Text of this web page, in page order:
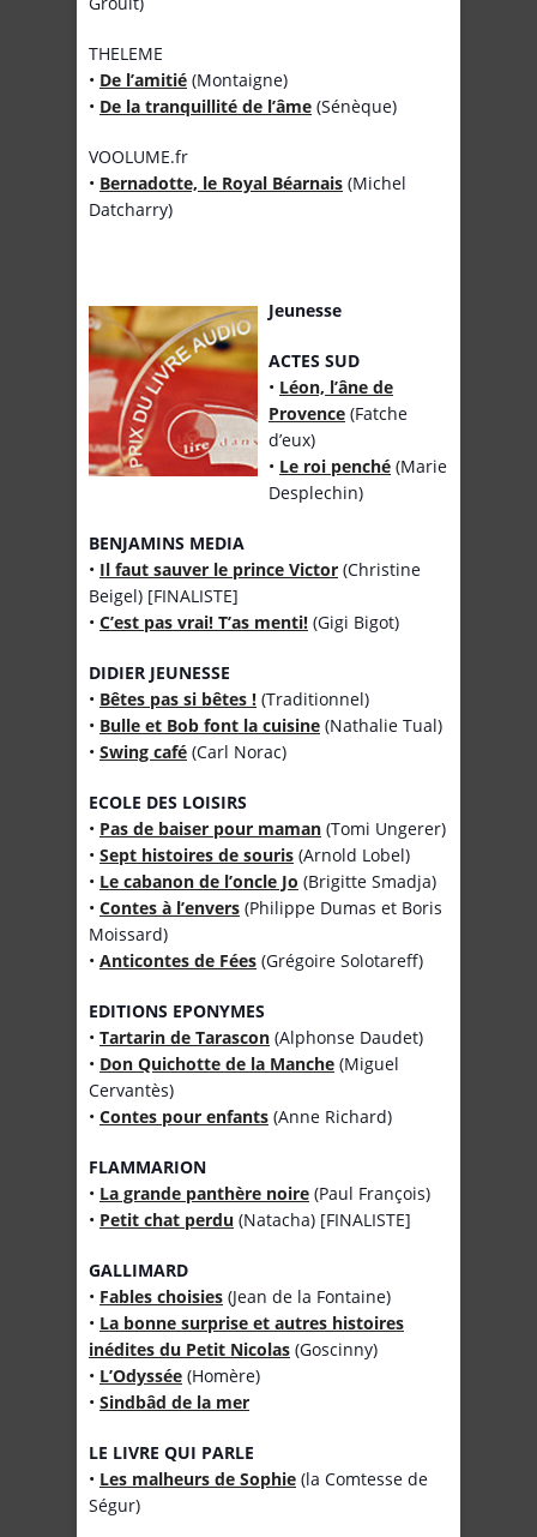
THELEME
• De l’amitié (Montaigne)
• De la tranquillité de l’âme (Sénèque)
VOOLUME.fr
• Bernadotte, le Royal Béarnais (Michel
Datcharry)
Jeunesse
ACTES SUD
• Léon, l’âne de
Provence (Fatche
d’eux)
• Le roi penché (Marie
Desplechin)
BENJAMINS MEDIA
• Il faut sauver le prince Victor (Christine
Beigel) [FINALISTE]
• C’est pas vrai! T’as menti! (Gigi Bigot)
DIDIER JEUNESSE
• Bêtes pas si bêtes ! (Traditionnel)
• Bulle et Bob font la cuisine (Nathalie Tual)
• Swing café (Carl Norac)
ECOLE DES LOISIRS
• Pas de baiser pour maman (Tomi Ungerer)
• Sept histoires de souris (Arnold Lobel)
• Le cabanon de l’oncle Jo (Brigitte Smadja)
• Contes à l’envers (Philippe Dumas et Boris
Moissard)
• Anticontes de Fées (Grégoire Solotareff)
EDITIONS EPONYMES
• Tartarin de Tarascon (Alphonse Daudet)
• Don Quichotte de la Manche (Miguel
Cervantès)
• Contes pour enfants (Anne Richard)
FLAMMARION
• La grande panthère noire (Paul François)
• Petit chat perdu (Natacha) [FINALISTE]
GALLIMARD
• Fables choisies (Jean de la Fontaine)
• La bonne surprise et autres histoires
inédites du Petit Nicolas (Goscinny)
• L’Odyssée (Homère)
• Sindbâd de la mer
LE LIVRE QUI PARLE
• Les malheurs de Sophie (la Comtesse de
Ségur)